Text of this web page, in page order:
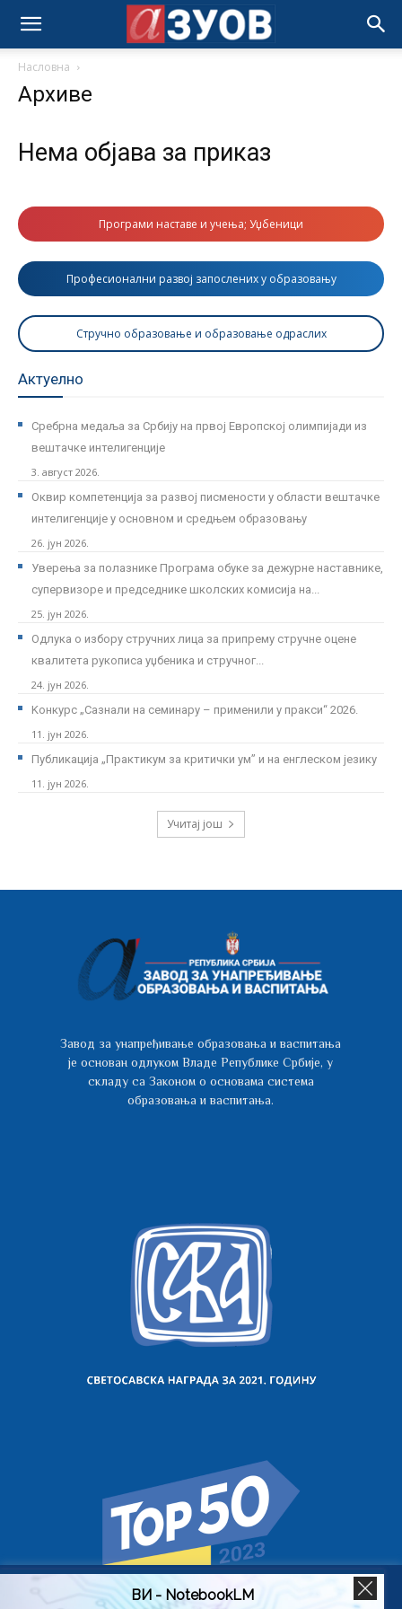
Насловна
Архиве
Нема објава за приказ
Програми наставе и учења; Уџбеници
Професионални развој запослених у образовању
Стручно образовање и образовање одраслих
Актуелно
Сребрна медаља за Србију на првој Европској олимпијади из
вештачке интелигенције
3. август 2026.
Оквир компетенција за развој писмености у области вештачке
интелигенције у основном и средњем образовању
26. јун 2026.
Уверења за полазнике Програмa обуке за дежурне наставнике,
супервизоре и председнике школских комисија на...
25. јун 2026.
Одлука о избору стручних лица за припрему стручне оцене
квалитета рукописа уџбеника и стручног...
24. јун 2026.
Kонкурс „Сазнали на семинару – применили у пракси“ 2026.
11. јун 2026.
Публикација „Практикум за критички ум” и на енглеском језику
11. јун 2026.
Учитај још
Завод за унапређивање образовања и васпитања
је основан одлуком Владе Републике Србије, у
складу са Законом о основама система
образовања и васпитања.
Користимо колачиће на овој веб страници да бисмо вам
ВИ - NotebookLM